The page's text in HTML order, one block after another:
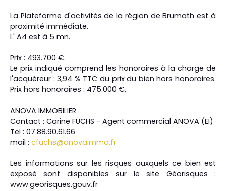
La Plateforme d'activités de la région de Brumath est à
proximité immédiate.
L' A4 est à 5 mn.
Prix : 493.700 €.
Le prix indiqué comprend les honoraires à la charge de
l'acquéreur : 3,94 % TTC du prix du bien hors honoraires.
Prix hors honoraires : 475.000 €.
ANOVA IMMOBILIER
Contact : Carine FUCHS - Agent commercial ANOVA (EI)
Tel : 07.88.90.61.66
mail : ​​​ cfuchs@anovaimmo.fr
Les informations sur les risques auxquels ce bien est
exposé sont disponibles sur le site Géorisques :
www.georisques.gouv.fr